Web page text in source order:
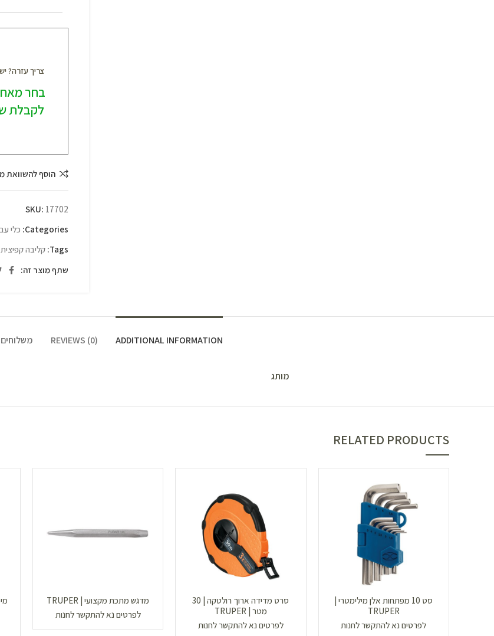
צריך עזרה?
בחר
לקבלת
הוסף להשוואת
SKU: 17702
Categories: כלי
Tags: קליבה קפיצית
שתף מוצר זה:
ADDITIONAL INFORMATION
REVIEWS (0)
מותג
RELATED PRODUCTS
סט 10 מפתחות אלן מילימטרי |
TRUPER
לפרטים נא להתקשר לחנות
סרט מדידה ארוך רולטקה | 30
מטר | TRUPER
לפרטים נא להתקשר לחנות
מדגש מתכת מקצועי | TRUPER
לפרטים נא להתקשר לחנות